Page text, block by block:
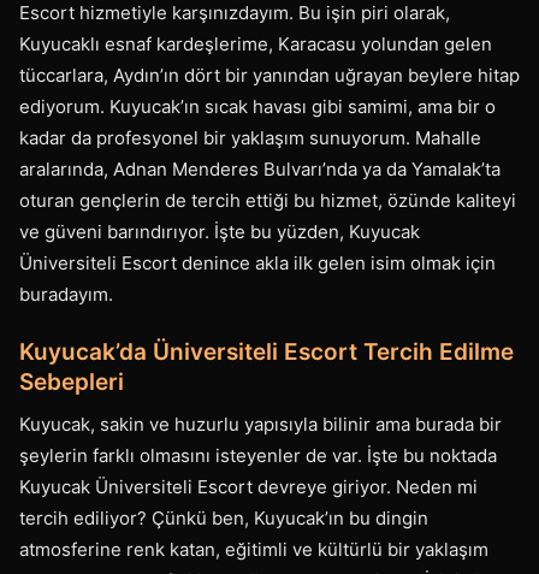
Escort hizmetiyle karşınızdayım. Bu işin piri olarak,
Kuyucaklı esnaf kardeşlerime, Karacasu yolundan gelen
tüccarlara, Aydın’ın dört bir yanından uğrayan beylere hitap
ediyorum. Kuyucak’ın sıcak havası gibi samimi, ama bir o
kadar da profesyonel bir yaklaşım sunuyorum. Mahalle
aralarında, Adnan Menderes Bulvarı’nda ya da Yamalak’ta
oturan gençlerin de tercih ettiği bu hizmet, özünde kaliteyi
ve güveni barındırıyor. İşte bu yüzden, Kuyucak
Üniversiteli Escort denince akla ilk gelen isim olmak için
buradayım.
Kuyucak’da Üniversiteli Escort Tercih Edilme
Sebepleri
Kuyucak, sakin ve huzurlu yapısıyla bilinir ama burada bir
şeylerin farklı olmasını isteyenler de var. İşte bu noktada
Kuyucak Üniversiteli Escort devreye giriyor. Neden mi
tercih ediliyor? Çünkü ben, Kuyucak’ın bu dingin
atmosferine renk katan, eğitimli ve kültürlü bir yaklaşım